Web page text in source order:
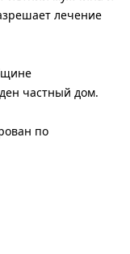
лечение
частный дом.
по